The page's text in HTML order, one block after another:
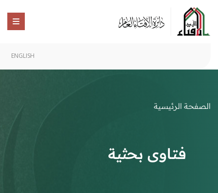
ENGLISH
الصفحة الرئيسية
فتاوى بحثية